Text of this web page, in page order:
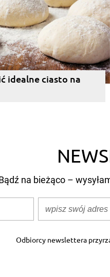
idealne ciasto na
na bieżąco –
Odbiorcy newslettera